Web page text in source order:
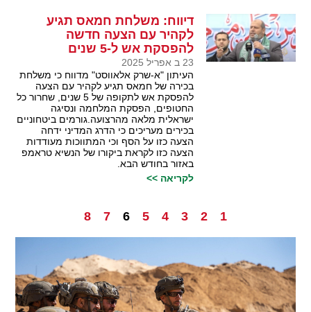
דיווח: משלחת חמאס תגיע
לקהיר עם הצעה חדשה
להפסקת אש ל-5 שנים
23 ב אפריל 2025
העיתון "א-שרק אלאווסט" מדווח כי משלחת
בכירה של חמאס תגיע לקהיר עם הצעה
להפסקת אש לתקופה של 5 שנים, שחרור כל
החטופים, הפסקת המלחמה ונסיגה
ישראלית מלאה מהרצועה.גורמים ביטחוניים
בכירים מעריכים כי הדרג המדיני ידחה
הצעה כזו על הסף וכי המתווכות מעודדות
הצעה כזו לקראת ביקורו של הנשיא טראמפ
באזור בחודש הבא.
לקריאה >>
1
2
3
4
5
6
7
8